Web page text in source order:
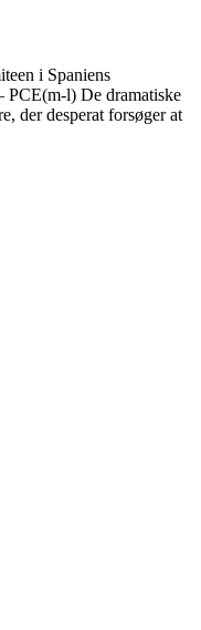
i Spaniens
PCE(m-l) De dramatiske
der desperat forsøger at